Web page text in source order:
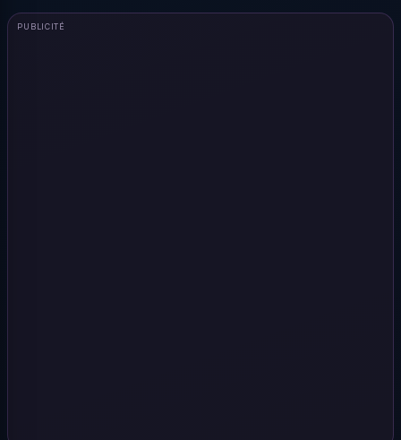
PUBLICITÉ